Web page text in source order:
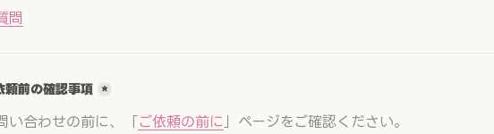
問
頼前の確認事項 *
い合わせの前に、「ご依頼の前に
」ページをご確認ください。